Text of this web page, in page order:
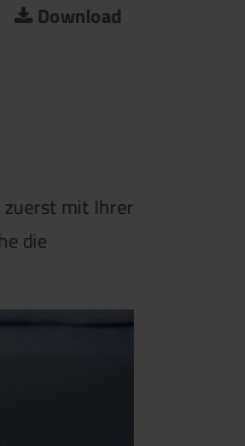
Download
zuerst mit Ihrer
die